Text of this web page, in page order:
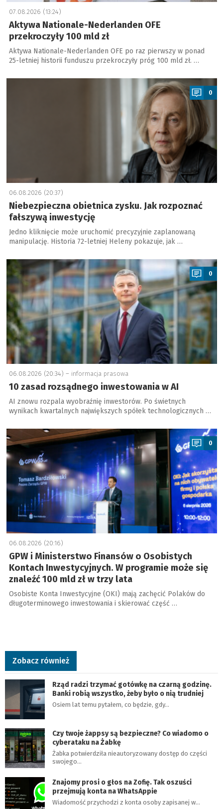
07.08.2026 (13:24)
Aktywa Nationale-Nederlanden OFE
przekroczyły 100 mld zł
Aktywa Nationale-Nederlanden OFE po raz pierwszy w ponad
25-letniej historii funduszu przekroczyły próg 100 mld zł. …
a
0
06.08.2026 (20:37)
Niebezpieczna obietnica zysku. Jak rozpoznać
fałszywą inwestycję
Jedno kliknięcie może uruchomić precyzyjnie zaplanowaną
manipulację. Historia 72-letniej Heleny pokazuje, jak …
a
0
06.08.2026 (20:34) – informacja prasowa
10 zasad rozsądnego inwestowania w AI
AI znowu rozpala wyobraźnię inwestorów. Po świetnych
wynikach kwartalnych największych spółek technologicznych …
a
0
06.08.2026 (20:16)
GPW i Ministerstwo Finansów o Osobistych
Kontach Inwestycyjnych. W programie może się
znaleźć 100 mld zł w trzy lata
Osobiste Konta Inwestycyjne (OKI) mają zachęcić Polaków do
długoterminowego inwestowania i skierować część …
Zobacz również
Rząd radzi trzymać gotówkę na czarną godzinę.
Banki robią wszystko, żeby było o nią trudniej
Osiem lat temu pytałem, co będzie, gdy…
Czy twoje żappsy są bezpieczne? Co wiadomo o
cyberataku na Żabkę
Żabka potwierdziła nieautoryzowany dostęp do części
swojego…
Znajomy prosi o głos na Zofię. Tak oszuści
przejmują konta na WhatsAppie
Wiadomość przychodzi z konta osoby zapisanej w…